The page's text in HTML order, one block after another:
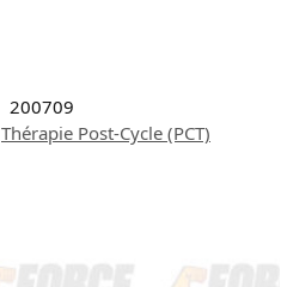
200709
Thérapie Post-Cycle (PCT)